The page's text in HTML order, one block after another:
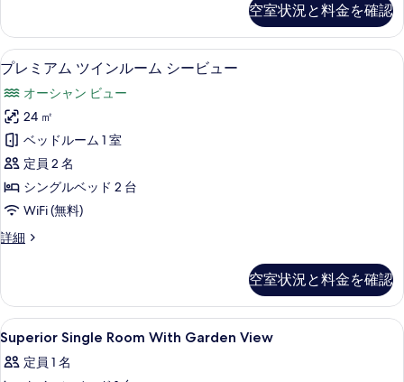
ム
シ
ー
ビ
ュ
ー
の
す
べ
て
真
を
表
示
ム
ダ
ブ
ル
ー
ム
シ
ー
ビ
ュ
ー
詳
空室状況と料金を確認
プ
レ
ミ
ア
ム
ツ
イ
ン
ル
ム
シ
ー
ビ
プレミアム ツインルーム シービュ
8
プレミアム ツインルーム シービュー
オーシャン ビュー
24 ㎡
ベッドルーム 1 室
定員 2 名
シングルベッド 2 台
WiFi (無料)
詳細
プ
ム
ツ
イ
ル
空室状況と料金を確認
Superior
Single
Room
1 室のベッドルーム、高級寝具、羽
4
Superior Single Room With Garden View
定員 1 名